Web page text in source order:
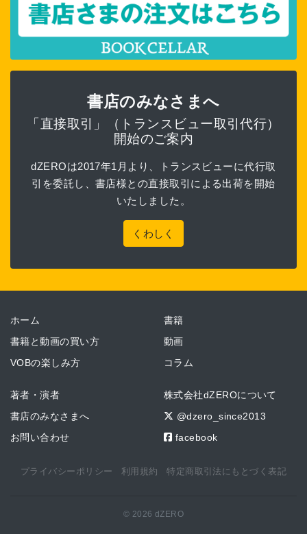
書店のみなさまへ
「直接取引」（トランスビュー取引代行）
開始のご案内
dZEROは2017年1月より、トランスビューに代行取
引を委託し、書店様との直接取引による出荷を開始
いたしました。
くわしく
ホーム
書籍と動画の買い方
VOBの楽しみ方
書籍
動画
コラム
著者・演者
書店のみなさまへ
お問い合わせ
株式会社dZEROについて
@dzero_since2013
facebook
プライバシーポリシー 利用規約 特定商取引法にもとづく表記
© 2026 dZERO